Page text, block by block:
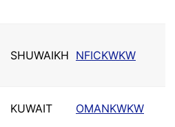
SHUWAIKH NFICKWKW
KUWAIT OMANKWKW